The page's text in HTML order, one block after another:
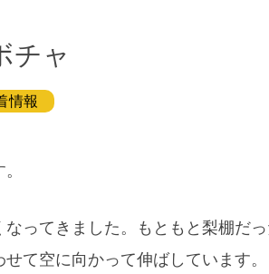
チャ
情報
なってきました。もともと梨棚だ
て空に向かって伸ばしています。